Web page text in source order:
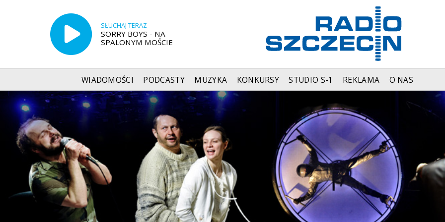
SŁUCHAJ TERAZ
SORRY BOYS - NA
SPALONYM MOŚCIE
WIADOMOŚCI PODCASTY MUZYKA KONKURSY STUDIO S-1 REKLAMA O NAS